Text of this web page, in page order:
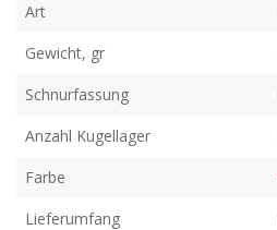
Art
Gewicht, gr
Schnurfassung
Anzahl Kugellager
Farbe
Lieferumfang